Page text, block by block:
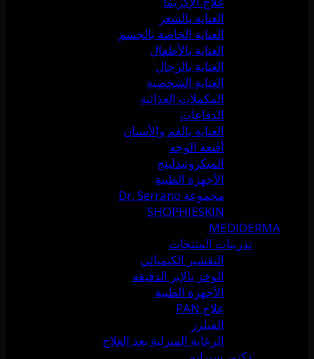
العناية بالشعر
العناية الخاصة بالجسم
العناية بالأطفال
العناية بالرجال
العناية الشخصية
المكملات الغذائية
الدفاعات
العناية بالفم والأسنان
أقنعة الوجه
الميكرونيدلينج
الأجهزة الطبية
مجموعة Dr. Serrano
SHOPHIESKIN
MEDIDERMA
تدريبات المنتجات
التقشير الكيميائي
الوخز بالإبر الدقيقة
الأجهزة الطبية
علاج PAN
الفيلرز
الرعاية المنزلية بعد العلاج